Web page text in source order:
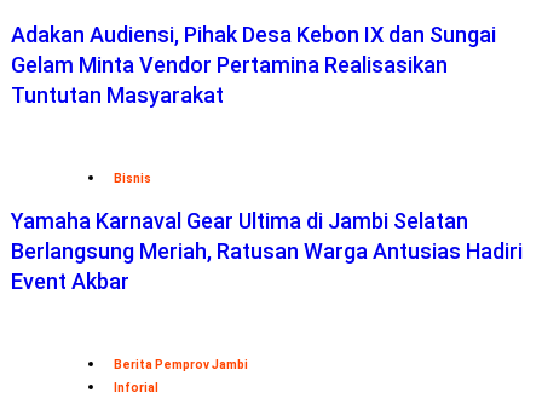
Adakan Audiensi, Pihak Desa Kebon IX dan Sungai
Gelam Minta Vendor Pertamina Realisasikan
Tuntutan Masyarakat
Bisnis
Yamaha Karnaval Gear Ultima di Jambi Selatan
Berlangsung Meriah, Ratusan Warga Antusias Hadiri
Event Akbar
Berita Pemprov Jambi
Inforial